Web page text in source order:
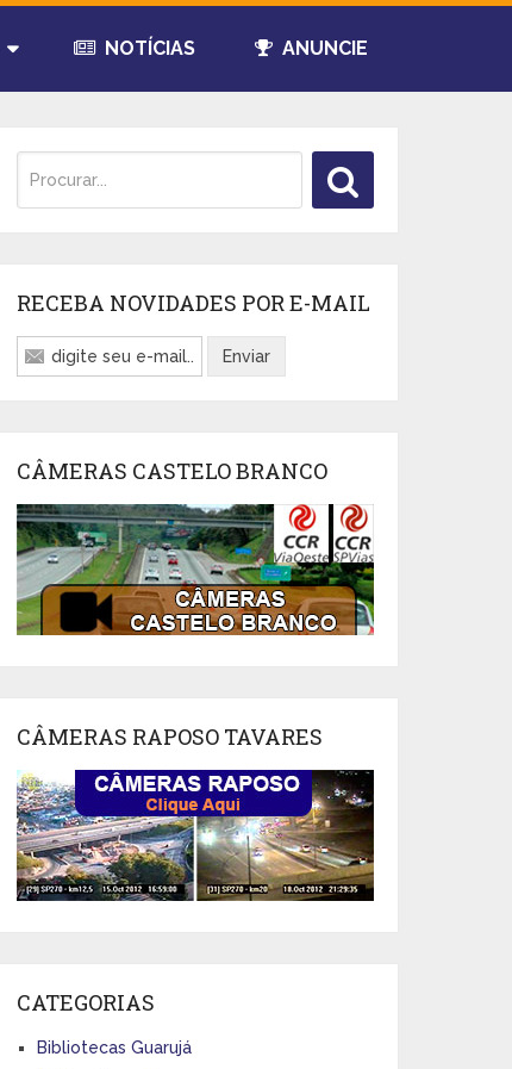
NOTÍCIAS ANUNCIE
RECEBA NOVIDADES POR E-MAIL
CÂMERAS CASTELO BRANCO
CÂMERAS RAPOSO TAVARES
CATEGORIAS
Bibliotecas Guarujá